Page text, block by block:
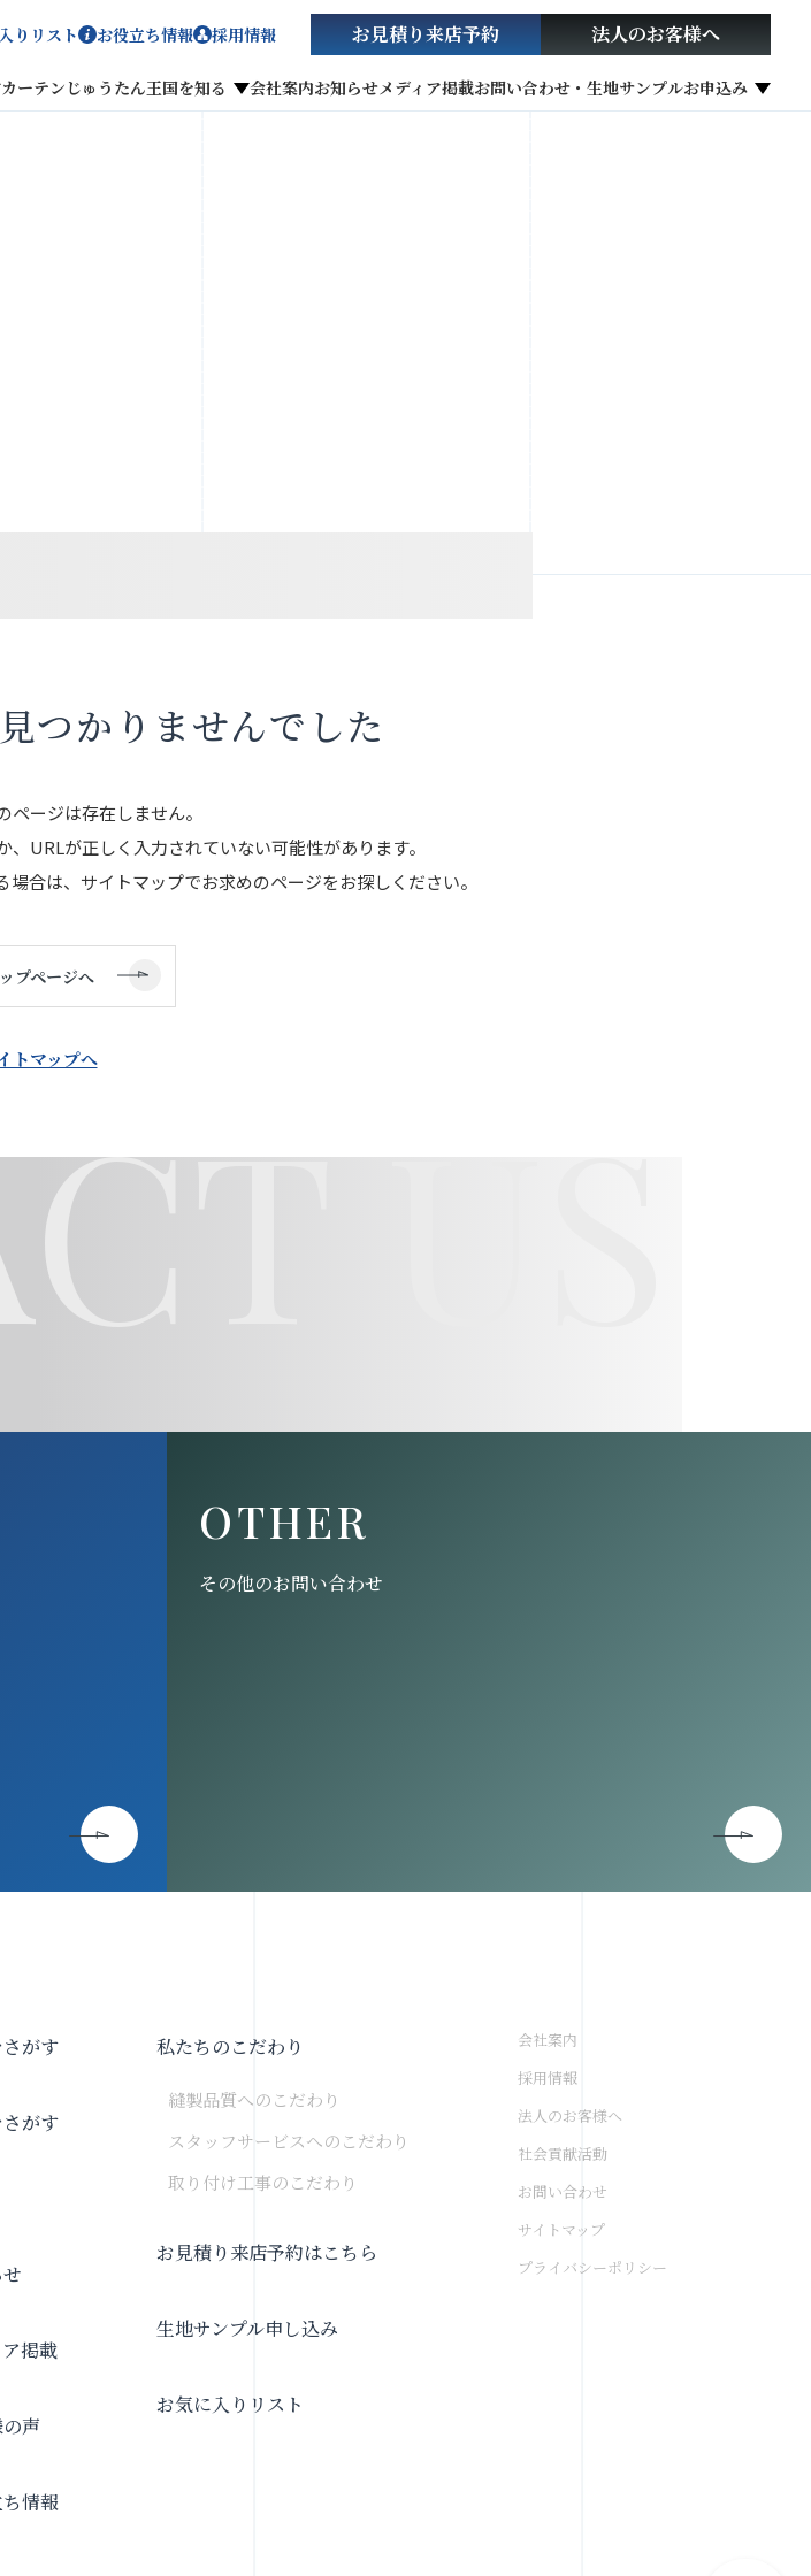
りリスト お役立ち情報 採用情報
カーテンじゅうたん王国を知る 会社案内お知らせメディア掲載お問い合わせ・生地サンプルお申込み
お見積り来店予約 法人のお客様へ
見つかりませんでした
ページは存在しません。
URLが正しく入力されていない可能性があります。
合は、サイトマップでお求めのページをお探しください。
プページへ
トマップへ
US
OTHER
その他のお問い合わせ
がす
がす
掲載
声
情報
私たちのこだわり
縫製品質へのこだわり
スタッフサービスへのこだわり
取り付け工事のこだわり
お見積り来店予約はこちら
生地サンプル申し込み
お気に入りリスト
会社案内
採用情報
法人のお客様へ
社会貢献活動
お問い合わせ
サイトマップ
プライバシーポリシー